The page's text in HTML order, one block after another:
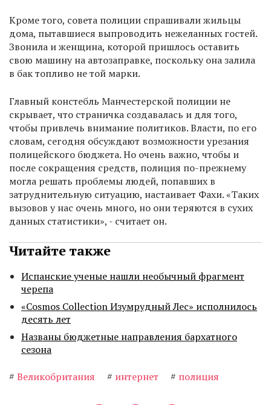
Кроме того, совета полиции спрашивали жильцы
дома, пытавшиеся выпроводить нежеланных гостей.
Звонила и женщина, которой пришлось оставить
свою машину на автозаправке, поскольку она залила
в бак топливо не той марки.
Главный констебль Манчестерской полиции не
скрывает, что страничка создавалась и для того,
чтобы привлечь внимание политиков. Власти, по его
словам, сегодня обсуждают возможности урезания
полицейского бюджета. Но очень важно, чтобы и
после сокращения средств, полиция по-прежнему
могла решать проблемы людей, попавших в
затруднительную ситуацию, настаивает Фахи. «Таких
вызовов у нас очень много, но они теряются в сухих
данных статистики», - считает он.
Читайте также
Испанские ученые нашли необычный фрагмент
черепа
«Cosmos Collection Изумрудный Лес» исполнилось
десять лет
Названы бюджетные направления бархатного
сезона
# Великобритания # интернет # полиция